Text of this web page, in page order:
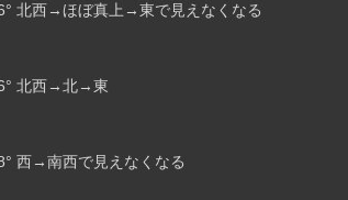
北西→ほぼ真上→東で見えなくなる
北西→北→東
西→南西で見えなくなる